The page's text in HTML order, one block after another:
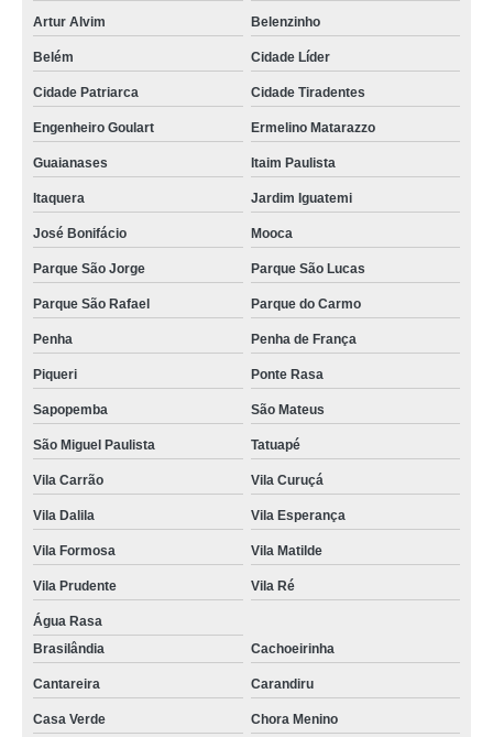
Artur Alvim Belenzinho
Belém Cidade Líder
Cidade Patriarca Cidade Tiradentes
Engenheiro Goulart Ermelino Matarazzo
Guaianases Itaim Paulista
Itaquera Jardim Iguatemi
José Bonifácio Mooca
Parque São Jorge Parque São Lucas
Parque São Rafael Parque do Carmo
Penha Penha de França
Piqueri Ponte Rasa
Sapopemba São Mateus
São Miguel Paulista Tatuapé
Vila Carrão Vila Curuçá
Vila Dalila Vila Esperança
Vila Formosa Vila Matilde
Vila Prudente Vila Ré
Água Rasa
Brasilândia
Cachoeirinha
Cantareira Carandiru
Casa Verde Chora Menino